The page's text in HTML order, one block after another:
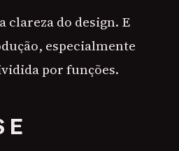
clareza do design. E
especialmente
por funções.
E